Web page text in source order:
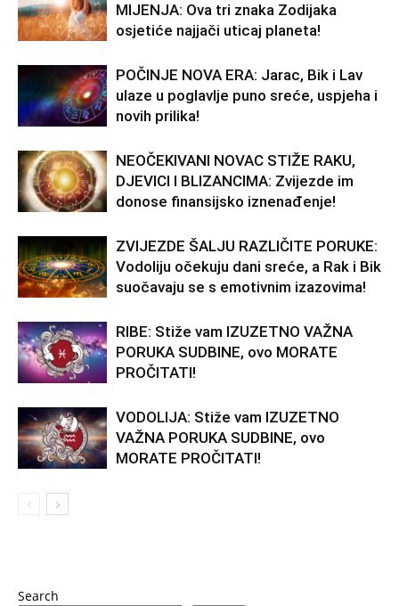
MIJENJA: Ova tri znaka Zodijaka
osjetiće najjači uticaj planeta!
POČINJE NOVA ERA: Jarac, Bik i Lav
ulaze u poglavlje puno sreće, uspjeha i
novih prilika!
NEOČEKIVANI NOVAC STIŽE RAKU,
DJEVICI I BLIZANCIMA: Zvijezde im
donose finansijsko iznenađenje!
ZVIJEZDE ŠALJU RAZLIČITE PORUKE:
Vodoliju očekuju dani sreće, a Rak i Bik
suočavaju se s emotivnim izazovima!
RIBE: Stiže vam IZUZETNO VAŽNA
PORUKA SUDBINE, ovo MORATE
PROČITATI!
VODOLIJA: Stiže vam IZUZETNO
VAŽNA PORUKA SUDBINE, ovo
MORATE PROČITATI!
Search